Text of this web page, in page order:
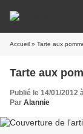
Accueil » Tarte aux
Tarte aux
Publié le 14/01/2012
Par Alannie